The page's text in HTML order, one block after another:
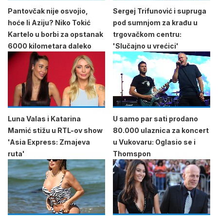
Pantovčak nije osvojio,
hoće li Aziju? Niko Tokić
Kartelo u borbi za opstanak
6000 kilometara daleko
Sergej Trifunović i supruga
pod sumnjom za krađu u
trgovačkom centru:
'Slučajno u vrećici'
Luna Valas i Katarina
Mamić stižu u RTL-ov show
'Asia Express: Zmajeva
ruta'
U samo par sati prodano
80.000 ulaznica za koncert
u Vukovaru: Oglasio se i
Thomspon